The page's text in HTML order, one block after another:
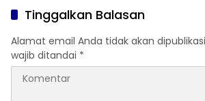
Tinggalkan Balasan
Alamat email Anda tidak akan
wajib ditandai *